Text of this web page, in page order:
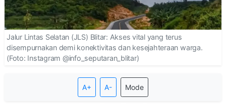
Jalur Lintas Selatan (JLS) Blitar: Akses vital yang terus
disempurnakan demi konektivitas dan kesejahteraan warga.
(Foto: Instagram @info_seputaran_blitar)
A+ A- Mode